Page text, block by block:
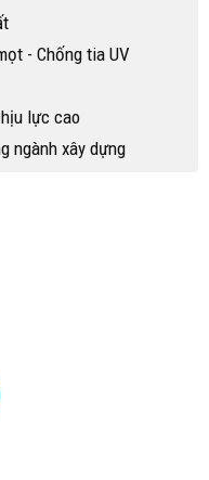
- Chống tia UV
lực cao
ngành xây dựng